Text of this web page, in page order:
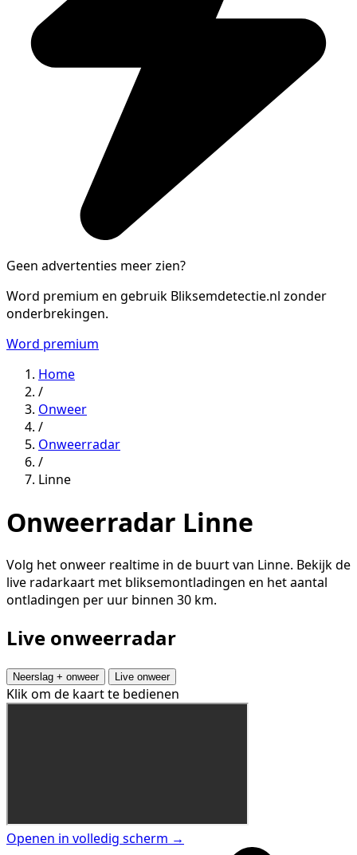
Geen advertenties meer zien?
Word premium en gebruik Bliksemdetectie.nl zonder
onderbrekingen.
Word premium
Home
/
Onweer
/
Onweerradar
/
Linne
Onweerradar Linne
Volg het onweer realtime in de buurt van Linne. Bekijk de
live radarkaart met bliksemontladingen en het aantal
ontladingen per uur binnen 30 km.
Live onweerradar
Neerslag + onweer Live onweer
Klik om de kaart te bedienen
Openen in volledig scherm →